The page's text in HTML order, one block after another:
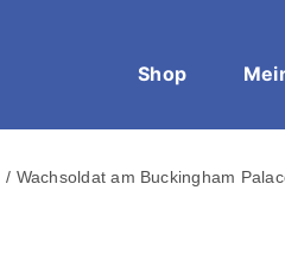
Shop
Wachsoldat am Buckingham